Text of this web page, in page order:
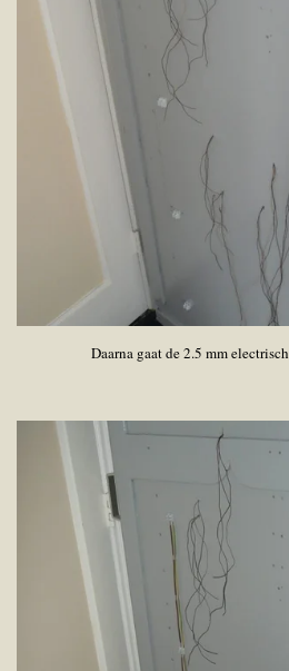
Daarna gaat de 2.5 mm